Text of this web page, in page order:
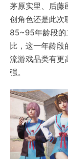
茅原实里、后藤
创角色还是此
85~95年龄段的
比，这一年龄段
流游戏品类有更
强。